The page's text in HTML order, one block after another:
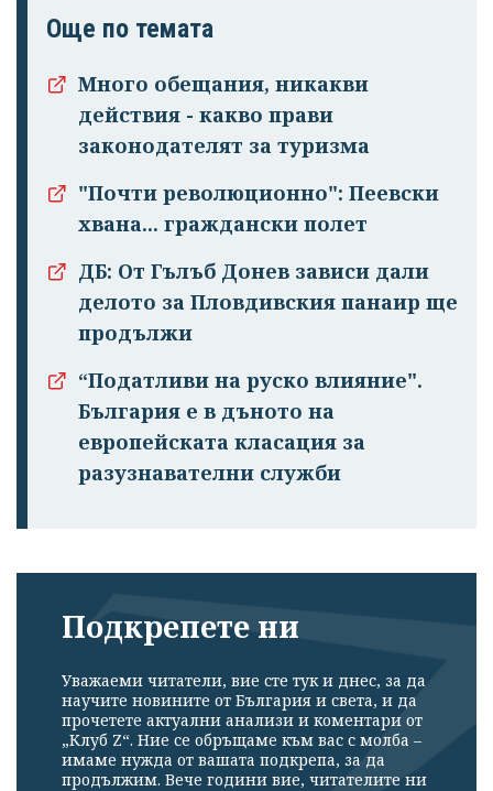
Още по темата
Много обещания, никакви
действия - какво прави
законодателят за туризма
"Почти революционно": Пеевски
хвана... граждански полет
ДБ: От Гълъб Донев зависи дали
делото за Пловдивския панаир ще
продължи
“Податливи на руско влияние".
България е в дъното на
европейската класация за
разузнавателни служби
Подкрепете ни
Уважаеми читатели, вие сте тук и днес, за да
научите новините от България и света, и да
прочетете актуални анализи и коментари от
„Клуб Z“. Ние се обръщаме към вас с молба –
имаме нужда от вашата подкрепа, за да
продължим. Вече години вие, читателите ни